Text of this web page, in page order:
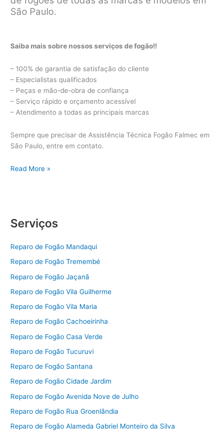
São Paulo.
Saiba mais sobre nossos serviços de fogão!!
– 100% de garantia de satisfação do cliente
– Especialistas qualificados
– Peças e mão-de-obra de confiança
– Serviço rápido e orçamento acessível
– Atendimento a todas as principais marcas
Sempre que precisar de Assistência Técnica Fogão Falmec em
São Paulo, entre em contato.
Assistência
Read More »
Serviços
Reparo de Fogão Mandaqui
Reparo de Fogão Tremembé
Reparo de Fogão Jaçanã
Reparo de Fogão Vila Guilherme
Reparo de Fogão Vila Maria
Reparo de Fogão Cachoeirinha
Reparo de Fogão Casa Verde
Reparo de Fogão Tucuruvi
Reparo de Fogão Santana
Reparo de Fogão Cidade Jardim
Reparo de Fogão Avenida Nove de Julho
Reparo de Fogão Rua Groenlândia
Reparo de Fogão Alameda Gabriel Monteiro da Silva